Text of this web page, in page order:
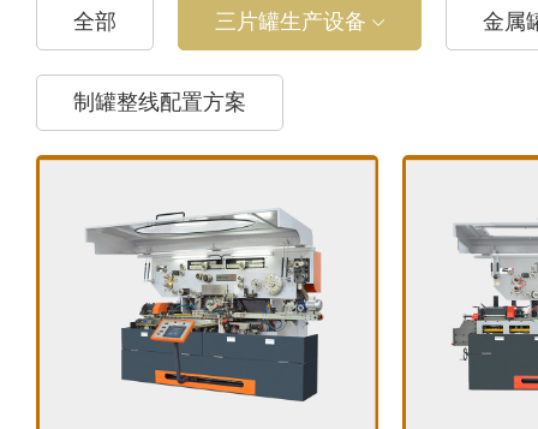
全部 三片罐生产设备 金属
制罐整线配置方案